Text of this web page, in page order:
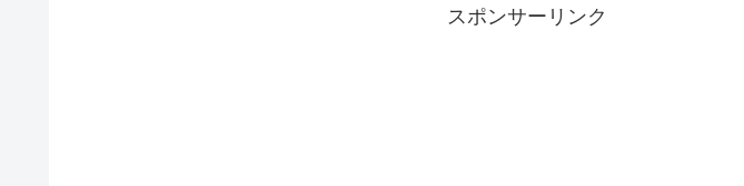
スポンサーリンク